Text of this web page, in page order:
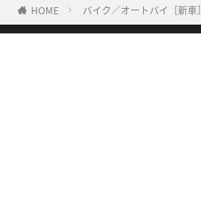
HOME バイク／オートバイ［新車］